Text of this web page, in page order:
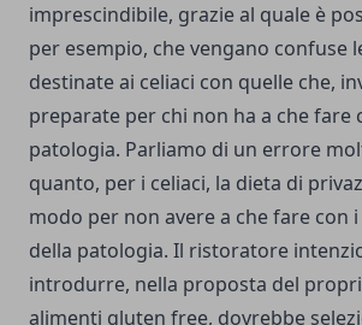
imprescindibile, grazie al quale è
per esempio, che vengano confuse
destinate ai celiaci con quelle che,
preparate per chi non ha a che fare
patologia. Parliamo di un errore
quanto, per i celiaci, la dieta di
modo per non avere a che fare con
della patologia. Il ristoratore
introdurre, nella proposta del
alimenti gluten free, dovrebbe